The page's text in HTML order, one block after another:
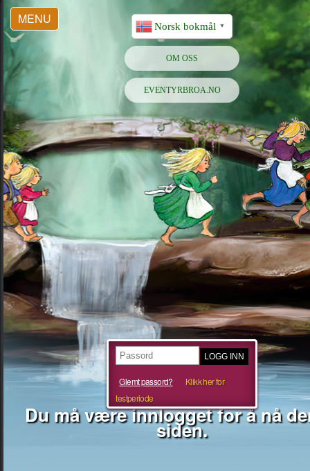
MENU
Norsk bokmål ▼
OM OSS
EVENTYRBROA.NO
Du må være innlogget for å nå
siden.
Glemt passord?
Klikk her for
testperiode